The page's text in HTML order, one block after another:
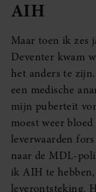
AIH
Maar toen ik zes
Deventer kwam
het anders te
een medische
mijn puberteit
moest weer
leverwaarden
naar de MDL-
ik AIH te
leverontsteking.